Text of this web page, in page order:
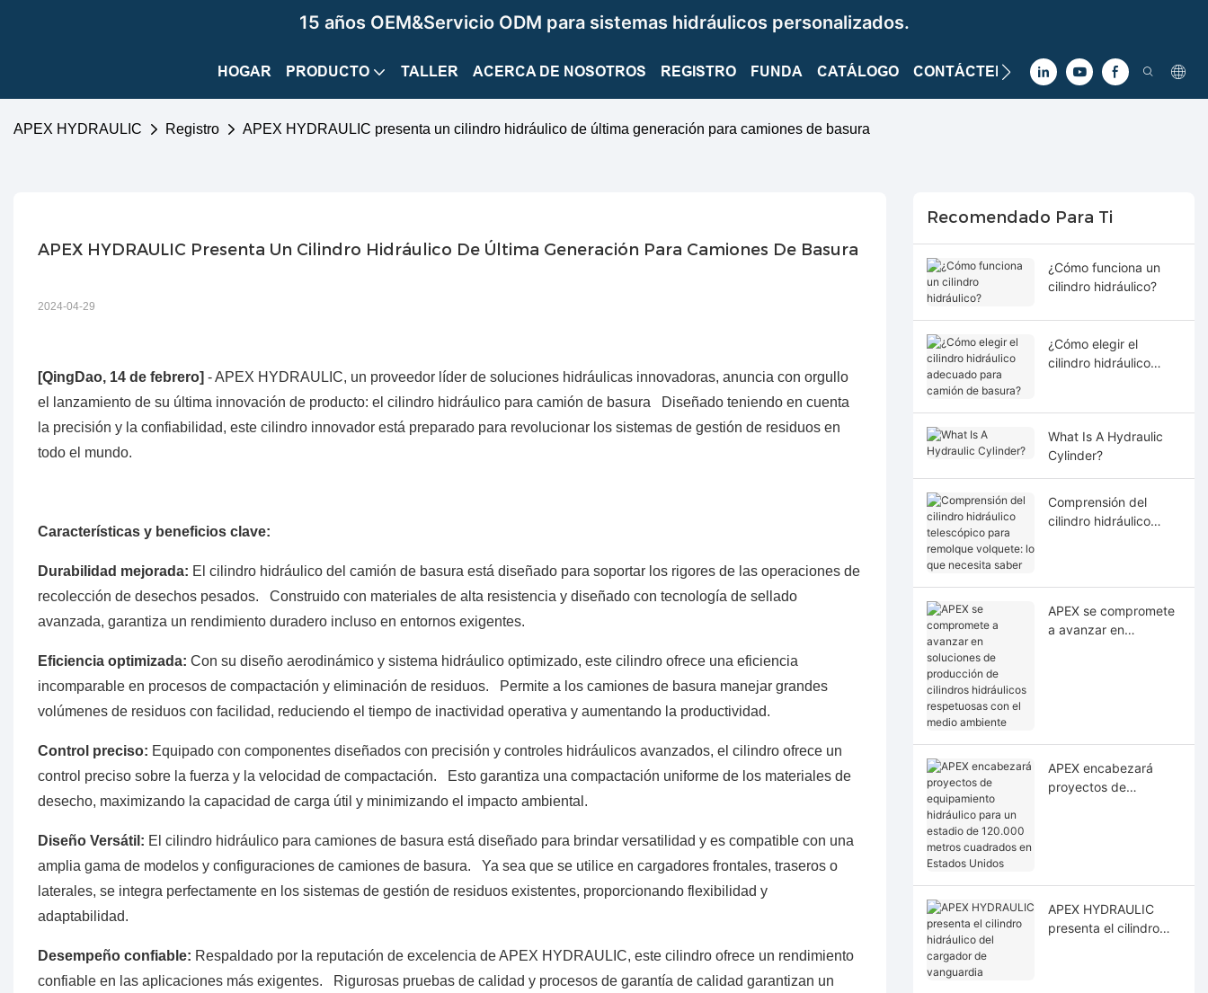
15 años OEM&Servicio ODM para sistemas hidráulicos personalizados.
HOGAR PRODUCTO TALLER ACERCA DE NOSOTROS REGISTRO FUNDA CATÁLOGO CONTÁCTENOS
APEX HYDRAULIC Registro APEX HYDRAULIC presenta un cilindro hidráulico de última generación para camiones de basura
APEX HYDRAULIC Presenta Un Cilindro Hidráulico De Última Generación Para Camiones De Basura
2024-04-29
[QingDao, 14 de febrero] - APEX HYDRAULIC, un proveedor líder de soluciones hidráulicas innovadoras, anuncia con orgullo
el lanzamiento de su última innovación de producto: el cilindro hidráulico para camión de basura Diseñado teniendo en cuenta
la precisión y la confiabilidad, este cilindro innovador está preparado para revolucionar los sistemas de gestión de residuos en
todo el mundo.
Características y beneficios clave:
Durabilidad mejorada: El cilindro hidráulico del camión de basura está diseñado para soportar los rigores de las operaciones de
recolección de desechos pesados. Construido con materiales de alta resistencia y diseñado con tecnología de sellado
avanzada, garantiza un rendimiento duradero incluso en entornos exigentes.
Eficiencia optimizada: Con su diseño aerodinámico y sistema hidráulico optimizado, este cilindro ofrece una eficiencia
incomparable en procesos de compactación y eliminación de residuos. Permite a los camiones de basura manejar grandes
volúmenes de residuos con facilidad, reduciendo el tiempo de inactividad operativa y aumentando la productividad.
Control preciso: Equipado con componentes diseñados con precisión y controles hidráulicos avanzados, el cilindro ofrece un
control preciso sobre la fuerza y ​​la velocidad de compactación. Esto garantiza una compactación uniforme de los materiales de
desecho, maximizando la capacidad de carga útil y minimizando el impacto ambiental.
Diseño Versátil: El cilindro hidráulico para camiones de basura está diseñado para brindar versatilidad y es compatible con una
amplia gama de modelos y configuraciones de camiones de basura. Ya sea que se utilice en cargadores frontales, traseros o
laterales, se integra perfectamente en los sistemas de gestión de residuos existentes, proporcionando flexibilidad y
adaptabilidad.
Desempeño confiable: Respaldado por la reputación de excelencia de APEX HYDRAULIC, este cilindro ofrece un rendimiento
confiable en las aplicaciones más exigentes. Rigurosas pruebas de calidad y procesos de garantía de calidad garantizan un
Recomendado Para Ti
¿Cómo funciona un
cilindro hidráulico?
¿Cómo elegir el
cilindro hidráulico
What Is A Hydraulic
Cylinder?
Comprensión del
cilindro hidráulico
APEX se compromete
a avanzar en
APEX encabezará
proyectos de
APEX HYDRAULIC
presenta el cilindro